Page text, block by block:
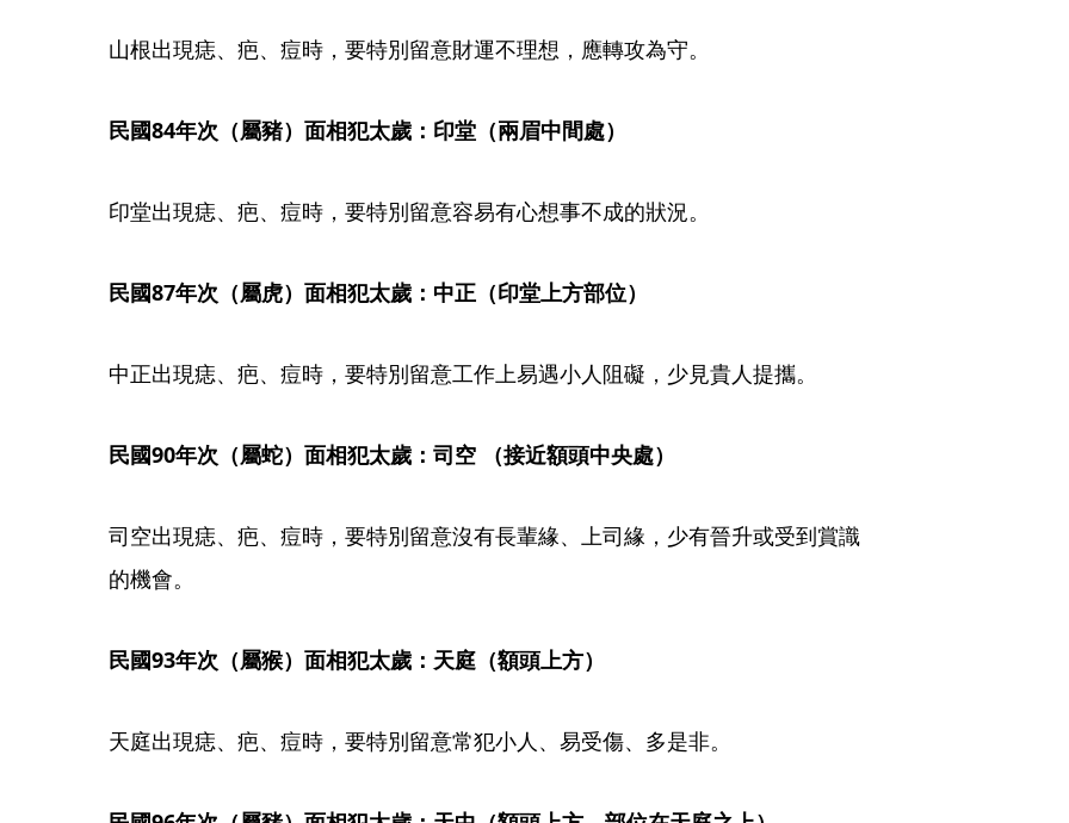
山根出現痣、疤、痘時，要特別留意財運不理想，應轉攻為守。
民國84年次（屬豬）面相犯太歲：印堂（兩眉中間處）
印堂出現痣、疤、痘時，要特別留意容易有心想事不成的狀況。
民國87年次（屬虎）面相犯太歲：中正（印堂上方部位）
中正出現痣、疤、痘時，要特別留意工作上易遇小人阻礙，少見貴人提攜。
民國90年次（屬蛇）面相犯太歲：司空 （接近額頭中央處）
司空出現痣、疤、痘時，要特別留意沒有長輩緣、上司緣，少有晉升或受到賞識
的機會。
民國93年次（屬猴）面相犯太歲：天庭（額頭上方）
天庭出現痣、疤、痘時，要特別留意常犯小人、易受傷、多是非。